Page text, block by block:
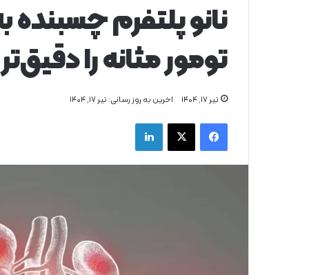
نانو پلتفرم چسبنده
تومور مثانه را
تیر ۱۷, ۱۴۰۴ اخرین به روز رسانی: تیر ۱۷, ۱۴۰۴
فیس بوک